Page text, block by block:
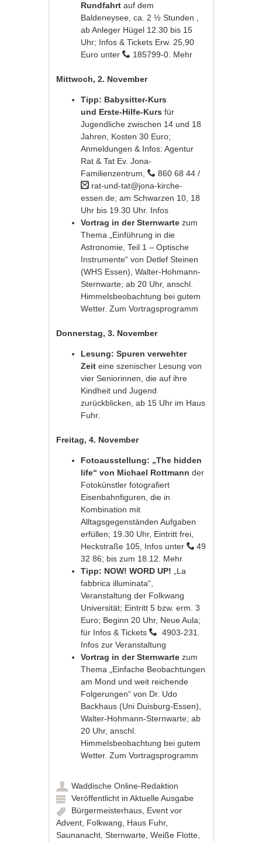
Rundfahrt auf dem
Baldeneysee, ca. 2 ½ Stunden ,
ab Anleger Hügel 12.30 bis 15
Uhr; Infos & Tickets Erw. 25,90
Euro unter
185799-0. Mehr
Mittwoch, 2. November
Tipp: Babysitter-Kurs
und Erste-Hilfe-Kurs für
Jugendliche zwischen 14 und 18
Jahren, Kosten 30 Euro;
Anmeldungen & Infos: Agentur
Rat & Tat Ev. Jona-
Familienzentrum,
860 68 44 /
rat-und-tat@jona-kirche-
essen.de; am Schwarzen 10, 18
Uhr bis 19.30 Uhr. Infos
Vortrag in der Sternwarte zum
Thema „Einführung in die
Astronomie, Teil 1 – Optische
Instrumente“ von Detlef Steinen
(WHS Essen), Walter-Hohmann-
Sternwarte; ab 20 Uhr, anschl.
Himmelsbeobachtung bei gutem
Wetter.Zum Vortragsprogramm
Donnerstag, 3. November
Lesung: Spuren verwehter
Zeit eine szenischer Lesung von
vier Seniorinnen, die auf ihre
Kindheit und Jugend
zurückblicken, ab 15 Uhr im Haus
Fuhr.
Freitag, 4. November
Fotoausstellung: „The hidden
life“ von Michael Rottmann der
Fotokünstler fotografiert
Eisenbahnfiguren, die in
Kombination mit
Alltagsgegenständen Aufgaben
erfüllen; 19.30 Uhr, Eintritt frei,
Heckstraße 105, Infos unter
49
32 86; bis zum 18.12. Mehr
Tipp: NOW! WORD UP! „La
fabbrica illuminata“,
Veranstaltung der Folkwang
Universität; Eintritt 5 bzw. erm. 3
Euro; Beginn 20 Uhr, Neue Aula;
für Infos & Tickets
4903-231.
Infos zur Veranstaltung
Vortrag in der Sternwarte zum
Thema „Einfache Beobachtungen
am Mond und weit reichende
Folgerungen“ von Dr. Udo
Backhaus (Uni Duisburg-Essen),
Walter-Hohmann-Sternwarte; ab
20 Uhr, anschl.
Himmelsbeobachtung bei gutem
Wetter.Zum Vortragsprogramm
Waddische Online-Redaktion
Veröffentlicht inAktuelle Ausgabe
Bürgermeisterhaus Event vor
Advent Folkwang Haus Fuhr,
Saunanacht ,Sternwarte ,Weiße Flotte